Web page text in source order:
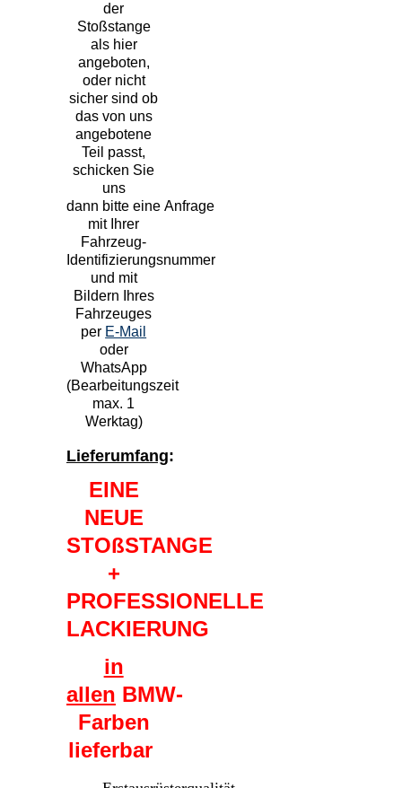
der
Stoßstange
als hier
angeboten,
oder nicht
sicher sind ob
das von uns
angebotene
Teil passt,
schicken Sie
uns
dann bitte eine Anfrage
mit Ihrer
Fahrzeug-
Identifizierungsnummer
und mit
Bildern Ihres
Fahrzeuges
per E-Mail
oder
WhatsApp
(Bearbeitungszeit
max. 1
Werktag)
Lieferumfang:
EINE
NEUE
STOßSTANGE
+
PROFESSIONELLE
LACKIERUNG
in
allen BMW-
Farben
lieferbar